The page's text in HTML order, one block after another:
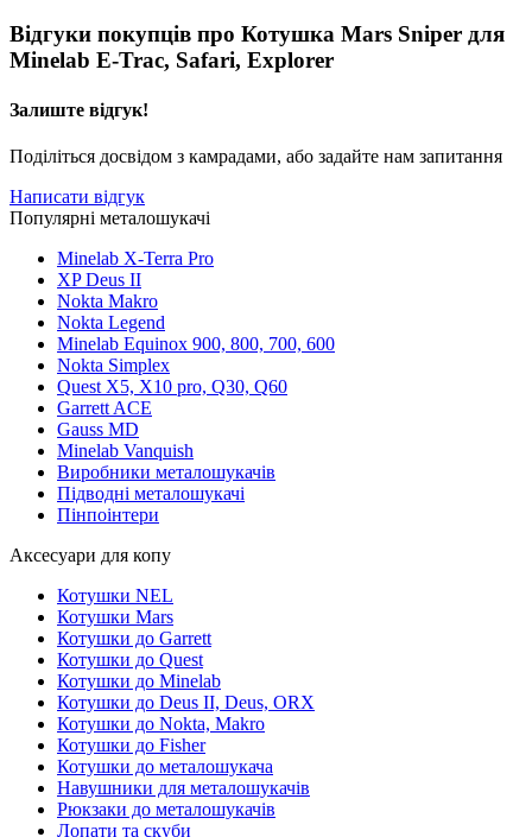
Відгуки покупців про Котушка Mars Sniper для
Minelab E-Trac, Safari, Explorer
Залиште відгук!
Поділіться досвідом з камрадами, або задайте нам запитання
Написати відгук
Популярні металошукачі
Minelab X-Terra Pro
XP Deus II
Nokta Makro
Nokta Legend
Minelab Equinox 900, 800, 700, 600
Nokta Simplex
Quest X5, X10 pro, Q30, Q60
Garrett ACE
Gauss MD
Minelab Vanquish
Виробники металошукачів
Підводні металошукачі
Пінпоінтери
Аксесуари для копу
Котушки NEL
Котушки Mars
Котушки до Garrett
Котушки до Quest
Котушки до Minelab
Котушки до Deus II, Deus, ORX
Котушки до Nokta, Makro
Котушки до Fisher
Котушки до металошукача
Навушники для металошукачів
Рюкзаки до металошукачів
Лопати та скуби